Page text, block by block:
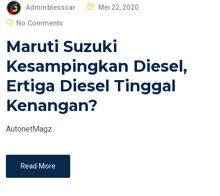
Adminblesscar
P
D
O
Mei 22, 2020
No Comments
Maruti Suzuki
Kesampingkan Diesel,
Ertiga Diesel Tinggal
Kenangan?
AutonetMagz
Read More